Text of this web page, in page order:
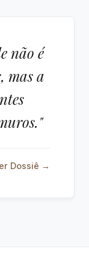
não é
mas a
Dossiê →